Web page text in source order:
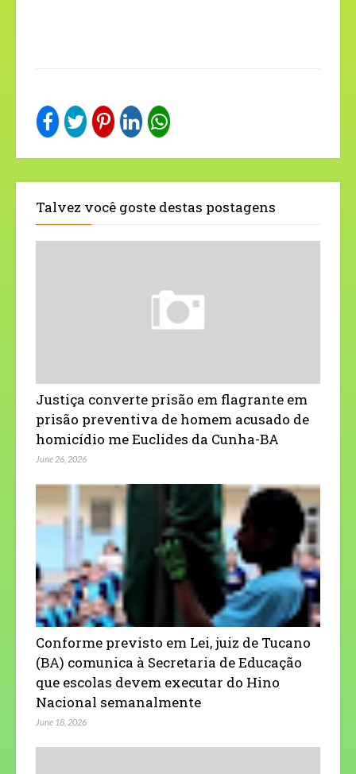
Talvez você goste destas postagens
Justiça converte prisão em flagrante em
prisão preventiva de homem acusado de
homicídio me Euclides da Cunha-BA
June 26, 2026
Conforme previsto em Lei, juiz de Tucano
(BA) comunica à Secretaria de Educação
que escolas devem executar do Hino
Nacional semanalmente
June 18, 2026